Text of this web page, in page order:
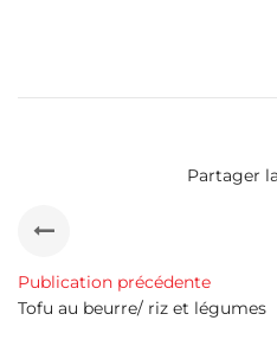
Partager
Publication précédente
Tofu au beurre/ riz et légumes